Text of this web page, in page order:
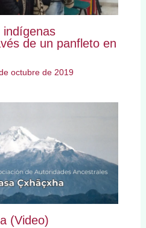
indígenas
de un panfleto en
octubre de 2019
(Video)